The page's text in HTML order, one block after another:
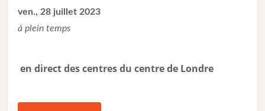
ven., 28 juillet 2023
à plein temps
en direct des centres du centre de Londre